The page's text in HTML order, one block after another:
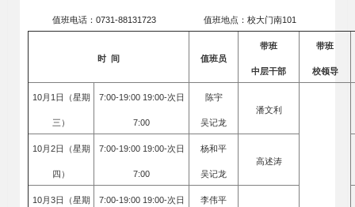
a
t
i
o
值班电话：0731-88131723 值班地点：校大门南101
时 间 值班员
带班
中层干部
带班
校领导
10月1日（星期
三）
7:00-19:00 19:00-次日
7:00
陈宇
吴记龙
潘文利
10月2日（星期
四）
7:00-19:00 19:00-次日
7:00
杨和平
吴记龙
高述涛
10月3日（星期 7:00-19:00 19:00-次日 李伟平